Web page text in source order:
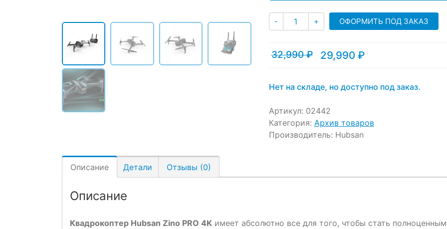
- Количество
+ ОФОРМИТЬ ПОД ЗАКАЗ
32,990₽
Первоначальная
32,990 ₽.
29,990 ₽
Текущая
Нет на складе, но доступно под заказ.
Артикул: 02442
Категория: Архив товаров
Производитель: Hubsan
Описание Детали Отзывы (0)
Описание
Квадрокоптер Hubsan Zino PRO 4K имеет абсолютно все для того, чтобы стать полноценным